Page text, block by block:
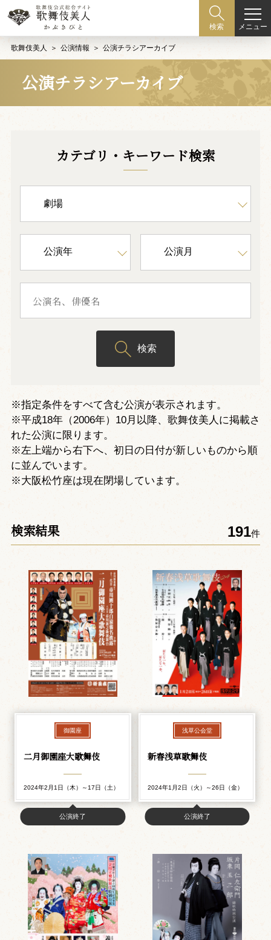
検索 メニュー
歌舞伎美人 公演情報 公演チラシアーカイブ
公演チラシアーカイブ
カテゴリ・キーワード検索
検索
※指定条件をすべて含む公演が表示されます。
※平成18年（2006年）10月以降、歌舞伎美人に掲載さ
れた公演に限ります。
※左上端から右下へ、初日の日付が新しいものから順
に並んでいます。
※大阪松竹座は現在閉場しています。
検索結果 191件
御園座
二月御園座大歌舞伎
2024年2月1日（木）～17日（土）
公演終了
浅草公会堂
新春浅草歌舞伎
2024年1月2日（火）～26日（金）
公演終了